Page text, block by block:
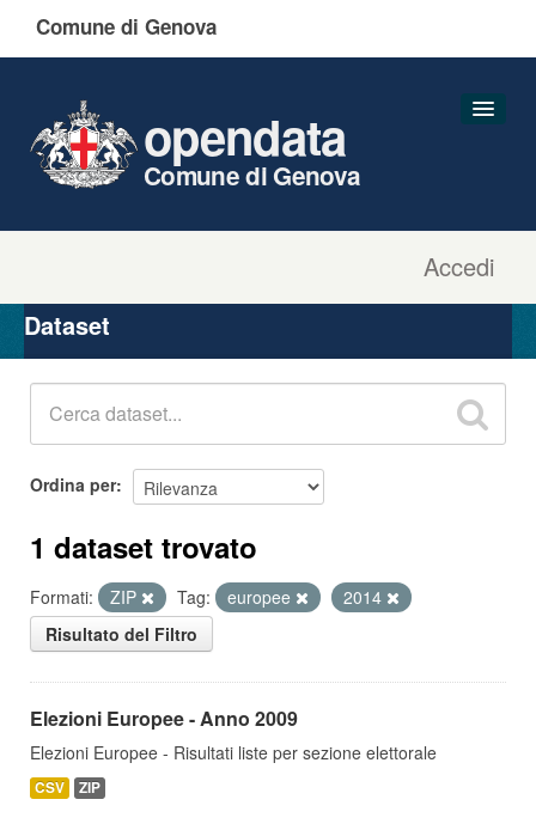
Comune di Genova
Accedi
opendata
Comune di Genova
Organizzazioni
Gruppi
Dataset
Ordina per
1 dataset trovato
Formati: ZIP Tag: europee
2014
Risultato del Filtro
Elezioni Europee - Anno 2009
Elezioni Europee - Risultati liste per sezione elettorale
CSV ZIP